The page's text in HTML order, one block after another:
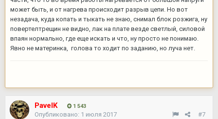
может быть, и от нагрева происходит разрыв цепи. Но вот
незадача, куда копать и тыкать не знаю, снимал блок розжига, ну
повертелтрещин не видно, лак на плате везде светлый, силовой
впаян нормально, где еще искать и что, ну просто не понимаю.
Явно не материнка, голова то ходит по заданию, но луча нет.
PavelK 1 543
#7
Опубликовано: 1 июля 2017